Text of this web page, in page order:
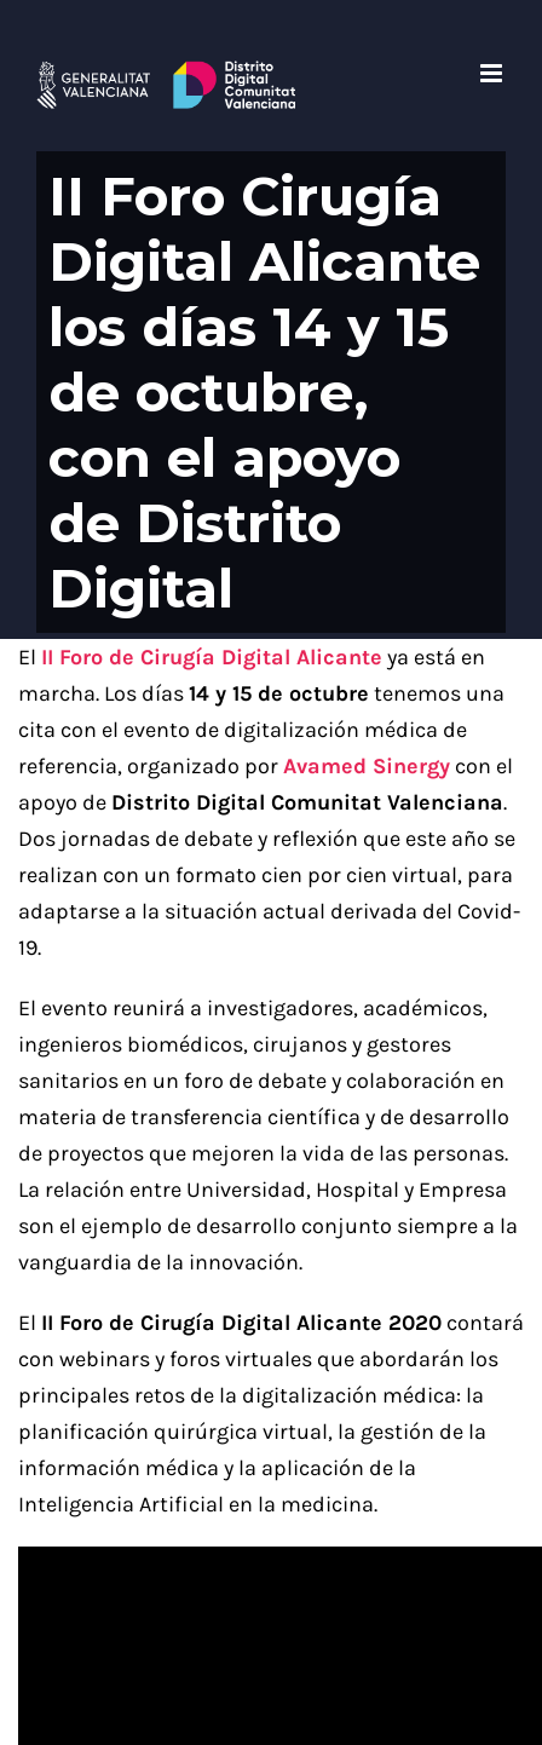
contenido
II Foro Cirugía
Digital Alicante
los días 14 y 15
de octubre,
con el apoyo
de Distrito
Digital
El II Foro de Cirugía Digital Alicante ya está en
marcha. Los días14 y 15 de octubre tenemos una
cita con el evento de digitalización médica de
referencia, organizado porAvamed Sinergy con el
apoyo de Distrito Digital Comunitat Valenciana.
Dos jornadas de debate y reflexión que este año se
realizan con un formato cien por cien virtual, para
adaptarse a la situación actual derivada del Covid-
19.
El evento reunirá a investigadores, académicos,
ingenieros biomédicos, cirujanos y gestores
sanitarios en un foro de debate y colaboración en
materia de transferencia científica y de desarrollo
de proyectos que mejoren la vida de las personas.
La relación entre Universidad, Hospital y Empresa
son el ejemplo de desarrollo conjunto siempre a la
vanguardia de la innovación.
El II Foro de Cirugía Digital Alicante 2020 contará
con webinars y foros virtuales que abordarán los
principales retos de la digitalización médica: la
planificación quirúrgica virtual, la gestión de la
información médica y la aplicación de la
Inteligencia Artificial en la medicina.